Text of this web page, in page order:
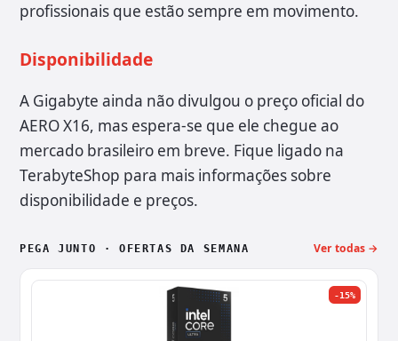
profissionais que estão sempre em movimento.
Disponibilidade
A Gigabyte ainda não divulgou o preço oficial do
AERO X16, mas espera-se que ele chegue ao
mercado brasileiro em breve. Fique ligado na
TerabyteShop para mais informações sobre
disponibilidade e preços.
PEGA JUNTO · OFERTAS DA SEMANA Ver todas →
-15%